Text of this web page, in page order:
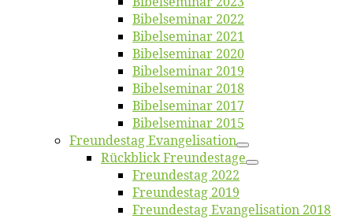
Bi­bel­se­mi­nar 2022
Bi­bel­se­mi­nar 2021
Bi­bel­se­mi­nar 2020
Bi­bel­se­mi­nar 2019
Bi­bel­se­mi­nar 2018
Bibelsemi­nar 2017
Bibelsemi­nar 2015
Freun­des­tag Evangelisation
Rück­blick Freundestage
Freun­des­tag 2022
Freun­des­tag 2019
Freun­des­tag Evan­ge­li­sa­ti­on 2018